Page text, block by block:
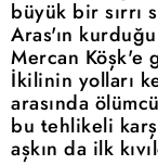
büyük bir sırrı
Aras'ın
Mercan Köşk'e
İkilinin yolları
arasında
bu tehlikeli
aşkın da ilk